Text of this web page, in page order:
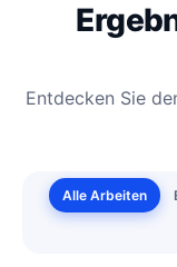
Entdecken Sie
Alle Arbeiten